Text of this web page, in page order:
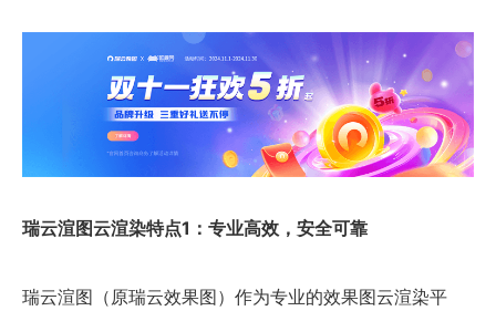
瑞云渲图云渲染特点1：专业高效，安全可靠
瑞云渲图（原瑞云效果图）作为专业的效果图云渲染平